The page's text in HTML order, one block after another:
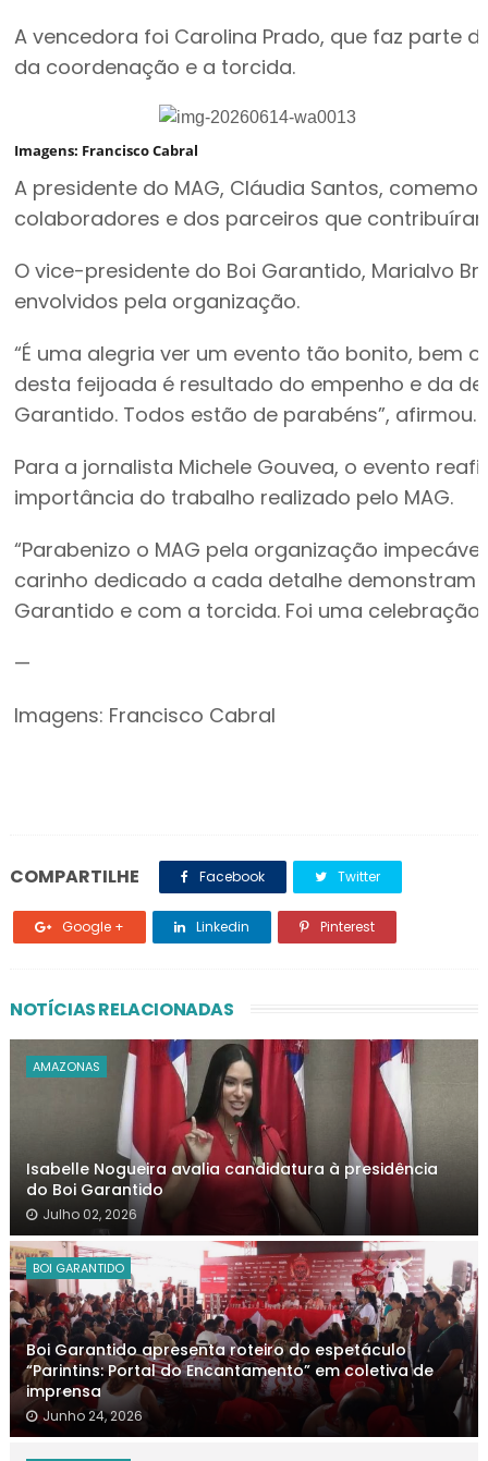
A vencedora foi Carolina Prado, que faz parte
da coordenação e a torcida.
Imagens: Francisco Cabral
A presidente do MAG, Cláudia Santos,
colaboradores e dos parceiros que
O vice-presidente do Boi Garantido, Marialvo
envolvidos pela organização.
“É uma alegria ver um evento tão bonito, bem
desta feijoada é resultado do empenho e da
Garantido. Todos estão de parabéns”, afirmou.
Para a jornalista Michele Gouvea, o evento
importância do trabalho realizado pelo MAG.
“Parabenizo o MAG pela organização
carinho dedicado a cada detalhe
Garantido e com a torcida. Foi uma
—
Imagens: Francisco Cabral
COMPARTILHE Facebook Twitter
Google + Linkedin Pinterest
NOTÍCIAS RELACIONADAS
AMAZONAS
Isabelle Nogueira avalia candidatura à presidência
do Boi Garantido
Julho 02, 2026
BOI GARANTIDO
Boi Garantido apresenta roteiro do espetáculo
“Parintins: Portal do Encantamento” em coletiva de
imprensa
Junho 24, 2026